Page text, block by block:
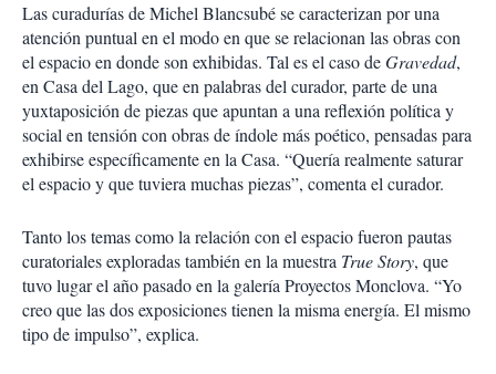
Las curadurías de Michel Blancsubé se caracterizan por una
atención puntual en el modo en que se relacionan las obras con
el espacio en donde son exhibidas. Tal es el caso deGravedad,
en Casa del Lago, que en palabras del curador, parte de una
yuxtaposición de piezas que apuntan a una reflexión política y
social en tensión con obras de índole más poético, pensadas para
exhibirse específicamente en la Casa. “Quería realmente saturar
el espacio y que tuviera muchas piezas”, comenta el curador.
Tanto los temas como la relación con el espacio fueron pautas
curatoriales exploradas también en la muestra True Story, que
tuvo lugar el año pasado en la galería Proyectos Monclova. “Yo
creo que las dos exposiciones tienen la misma energía. El mismo
tipo de impulso”, explica.